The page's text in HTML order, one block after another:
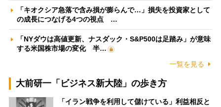
「キオクシア急落で含み損が膨らんで…」損失を投資家として
の成長につなげる4つの視点 …
「NYダウは高値更新、ナスダック・S&P500は足踏み」が意味
する米国株市場の変化 半…
一覧を見る
大前研一「ビジネス新大陸」の歩き方
「イラン戦争を利用して儲けている」利益相反と